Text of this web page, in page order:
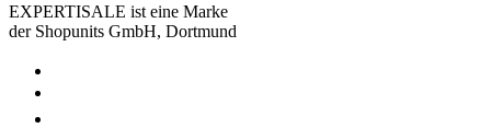
EXPERTISALE ist eine Marke
der Shopunits GmbH, Dortmund